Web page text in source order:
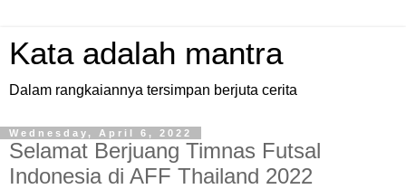
Kata adalah mantra
Dalam rangkaiannya tersimpan berjuta cerita
Wednesday, April 6, 2022
Selamat Berjuang Timnas Futsal
Indonesia di AFF Thailand 2022